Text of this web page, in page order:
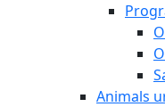
Animals